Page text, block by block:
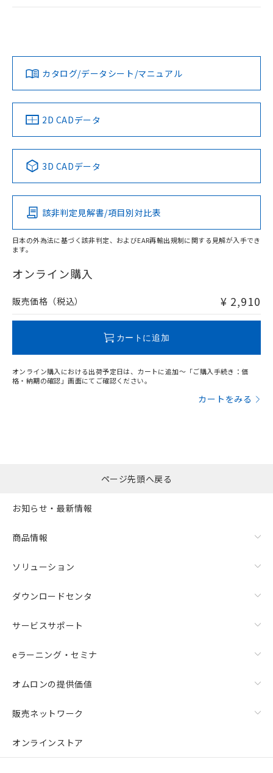
ログイン/会員登録
ダウンロードデータをご利用いただく前に、以下を必ずお読
みください。
ソフトウェアの使用条件
EU RoHS 注意事項・凡例
対応済み
中国 RoHS 注意事項・凡例
Pb Hg Cd Cr(VI)
O
在庫等で未対応品が混在する可能性があります。
問い合わせください。
LR型式承認
（イギリス
船舶規格）
DNV型式承認
（ノルウェー
BV型式承認
（フランス
KR型式
（韓国
No No No No
この製品の規格認証/適合状況ページへ
その他の認証はこちらのページからご検索ください
カタログ/データシート/マニュアル
2D CADデータ
3D CADデータ
該非判定見解書/項目別対比表
日本の外為法に基づく該非判定、およびEAR再輸出規制に関する見解が入手でき
ます。
オンライン購入
販売価格（税込） ¥ 2,910
カートに追加
オンライン購入における出荷予定日は、カートに追加～「ご購入手続き：価
格・納期の確認」画面にてご確認ください。
カートをみる
ページ先頭へ戻る
お知らせ・最新情報
商品情報
ソリューション
ダウンロードセンタ
サービスサポート
eラーニング・セミナ
オムロンの提供価値
販売ネットワーク
オンラインストア